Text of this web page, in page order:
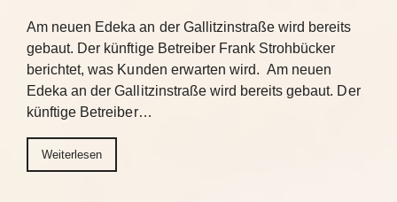
Am neuen Edeka an der Gallitzinstraße wird bereits
gebaut. Der künftige Betreiber Frank Strohbücker
berichtet, was Kunden erwarten wird. Am neuen
Edeka an der Gallitzinstraße wird bereits gebaut. Der
künftige Betreiber…
Weiterlesen